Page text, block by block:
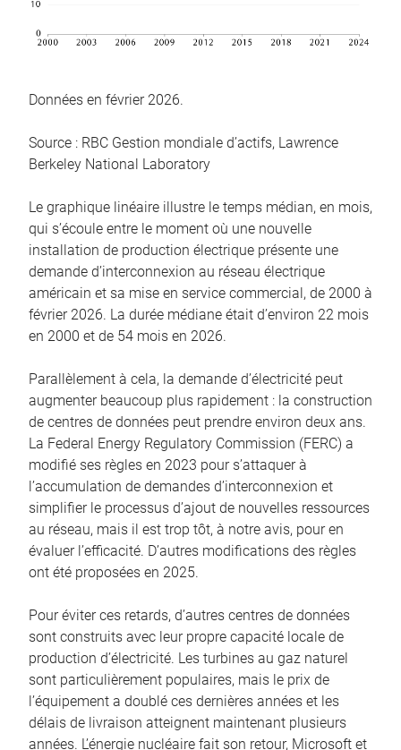
Données en février 2026.
Source : RBC Gestion mondiale d’actifs, Lawrence
Berkeley National Laboratory
Le graphique linéaire illustre le temps médian, en mois,
qui s’écoule entre le moment où une nouvelle
installation de production électrique présente une
demande d’interconnexion au réseau électrique
américain et sa mise en service commercial, de 2000 à
février 2026. La durée médiane était d’environ 22 mois
en 2000 et de 54 mois en 2026.
Parallèlement à cela, la demande d’électricité peut
augmenter beaucoup plus rapidement : la construction
de centres de données peut prendre environ deux ans.
La Federal Energy Regulatory Commission (FERC) a
modifié ses règles en 2023 pour s’attaquer à
l’accumulation de demandes d’interconnexion et
simplifier le processus d’ajout de nouvelles ressources
au réseau, mais il est trop tôt, à notre avis, pour en
évaluer l’efficacité. D’autres modifications des règles
ont été proposées en 2025.
Pour éviter ces retards, d’autres centres de données
sont construits avec leur propre capacité locale de
production d’électricité. Les turbines au gaz naturel
sont particulièrement populaires, mais le prix de
l’équipement a doublé ces dernières années et les
délais de livraison atteignent maintenant plusieurs
années. L’énergie nucléaire fait son retour, Microsoft et